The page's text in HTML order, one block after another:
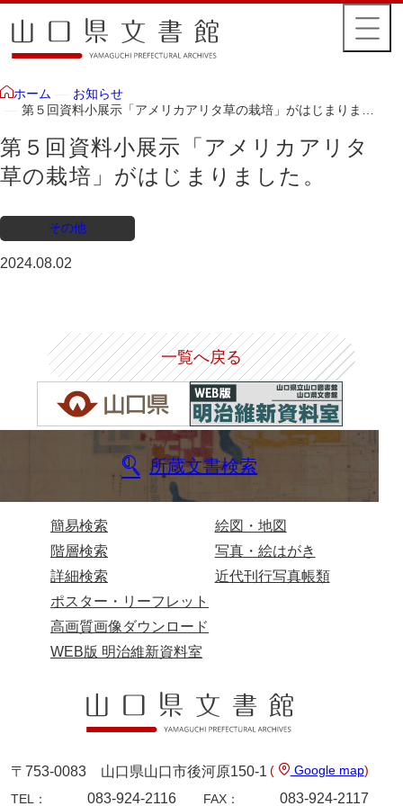
ホーム
お知らせ
第５回資料小展示「アメリカアリタ草の栽培」がはじまりまし
第５回資料小展示「アメリカアリタ
草の栽培」がはじまりました。
その他
2024.08.02
一覧へ戻る
所蔵文書検索
簡易検索
階層検索
詳細検索
絵図・地図
写真・絵はがき
近代刊行写真帳類
ポスター・リーフレット
高画質画像ダウンロード
WEB版 明治維新資料室
〒753-0083 山口県山口市後河原150-1 ( Google map)
TEL：
083-924-2116 FAX： 083-924-2117